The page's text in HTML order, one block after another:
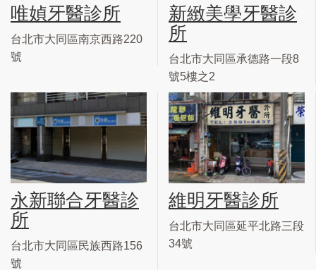
唯媜牙醫診所
台北市大同區南京西路220
號
新緻美學牙醫診
所
台北市大同區承德路一段8
號5樓之2
永新聯合牙醫診
所
台北市大同區民族西路156
號
維明牙醫診所
台北市大同區延平北路三段
34號